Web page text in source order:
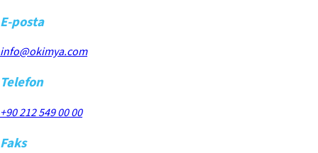
E-posta
info@okimya.com
Telefon
+90 212 549 00 00
Faks